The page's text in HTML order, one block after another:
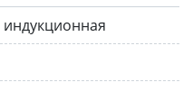
индукционная